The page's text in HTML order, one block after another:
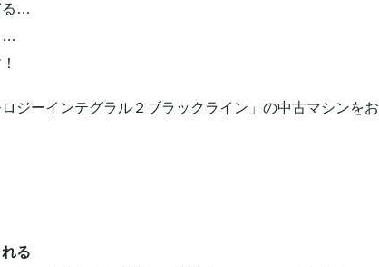
る…
…
ジーインテグラル２ブラックライン」の中古マシンをお
る